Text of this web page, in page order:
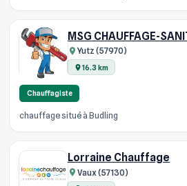
MSG CHAUFFAGE-
Yutz (57970)
16.3 km
Chauffagiste
chauffage situé à Budling
Lorraine Chauffage
Vaux (57130)